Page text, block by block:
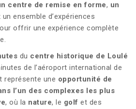
centre de remise en forme, un
un ensemble d’expériences
offrir une expérience complète
du centre historique de Loulé
de l’aéroport international de
représente une opportunité de
l’un des complexes les plus
, où la nature, le golf et des